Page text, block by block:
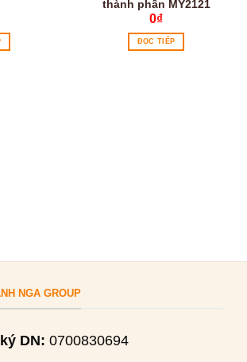
thành phần MY2121
0₫
ĐỌC TIẾP
NGA GROUP
DN: 0700830694